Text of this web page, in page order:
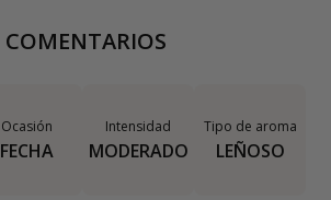
COMENTARIOS
Ocasión
FECHA
Intensidad
MODERADO
Tipo de aroma
LEÑOSO